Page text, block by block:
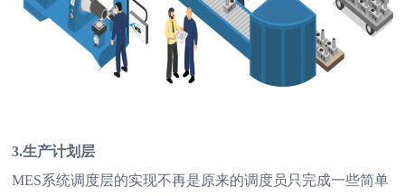
3.生产计划层
MES系统调度层的实现不再是原来的调度员只完成一些简单